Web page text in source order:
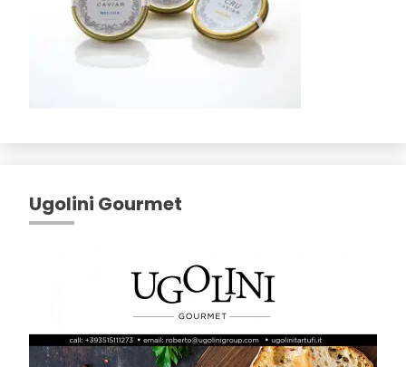
Ugolini Gourmet